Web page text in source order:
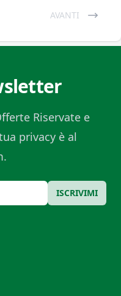
AVANTI
Riservate e
privacy è al
ISCRIVIMI